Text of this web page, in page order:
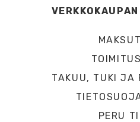
TAKUU, TUKI JA
PERU